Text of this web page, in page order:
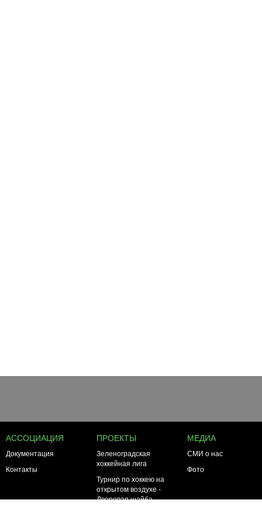
АССОЦИАЦИЯ
Документация
Контакты
ПРОЕКТЫ
Зеленоградская
хоккейная лига
Турнир по хоккею на
открытом воздухе -
Дворовая шайба
МЕДИА
СМИ о нас
Фото